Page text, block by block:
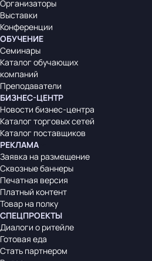
Организаторы
Выставки
Конференции
ОБУЧЕНИЕ
Семинары
Каталог обучающих
компаний
Преподаватели
БИЗНЕС-ЦЕНТР
Новости бизнес-центра
Каталог торговых сетей
Каталог поставщиков
РЕКЛАМА
Заявка на размещение
Сквозные баннеры
Печатная версия
Платный контент
Товар на полку
СПЕЦПРОЕКТЫ
Диалоги о ритейле
Готовая еда
Стать партнером